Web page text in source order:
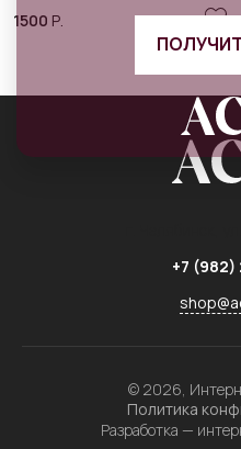
1500 Р.
+7
© 2026,
Политика
Разработка —